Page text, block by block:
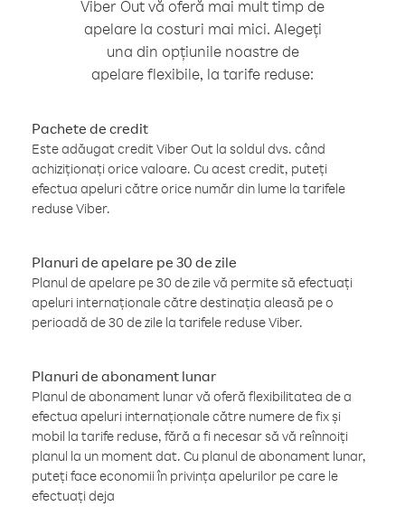
Viber Out vă oferă mai mult timp de
apelare la costuri mai mici. Alegeți
una din opțiunile noastre de
apelare flexibile, la tarife reduse:
Pachete de credit
Este adăugat credit Viber Out la soldul dvs. când
achiziționați orice valoare. Cu acest credit, puteți
efectua apeluri către orice număr din lume la tarifele
reduse Viber.
Planuri de apelare pe 30 de zile
Planul de apelare pe 30 de zile vă permite să efectuați
apeluri internaționale către destinația aleasă pe o
perioadă de 30 de zile la tarifele reduse Viber.
Planuri de abonament lunar
Planul de abonament lunar vă oferă flexibilitatea de a
efectua apeluri internaționale către numere de fix și
mobil la tarife reduse, fără a fi necesar să vă reînnoiți
planul la un moment dat. Cu planul de abonament lunar,
puteți face economii în privința apelurilor pe care le
efectuați deja